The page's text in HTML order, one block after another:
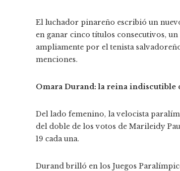
El luchador pinareño escribió un
en ganar cinco títulos consecutivos,
ampliamente por el tenista
menciones.
Omara Durand: la reina indiscutible
Del lado femenino, la velocista
del doble de los votos de Marileidy
19 cada una.
Durand brilló en los Juegos